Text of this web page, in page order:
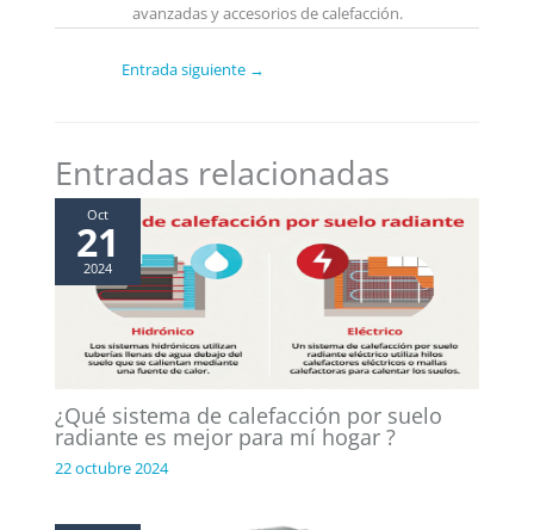
avanzadas y accesorios de calefacción.
Entrada siguiente →
Entradas relacionadas
Oct
21
2024
¿Qué sistema de calefacción por suelo
radiante es mejor para mí hogar ?
22 octubre 2024